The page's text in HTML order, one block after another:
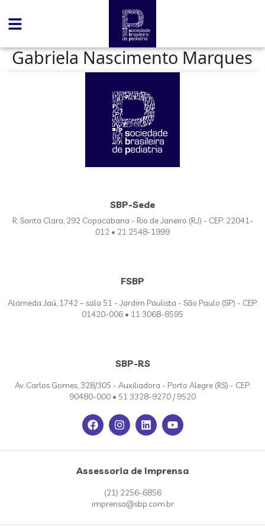
Gabriela Nascimento Marques
SBP-Sede
R. Santa Clara, 292 Copacabana - Rio de Janeiro (RJ) - CEP: 22041-
012 • 21 2548-1999
FSBP
Alameda Jaú, 1742 – sala 51 - Jardim Paulista - São Paulo (SP) - CEP:
01420-006 • 11 3068-8595
SBP-RS
Av. Carlos Gomes, 328/305 - Auxiliadora - Porto Alegre (RS) - CEP:
90480-000 • 51 3328-9270 / 9520
Assessoria de Imprensa
(21) 2256-6856
imprensa@sbp.com.br